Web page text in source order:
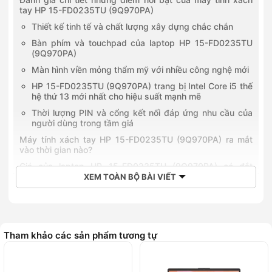
tay HP 15-FD0235TU (9Q970PA)
Thiết kế tinh tế và chất lượng xây dựng chắc chắn
Bàn phím và touchpad của laptop HP 15-FD0235TU
(9Q970PA)
Màn hình viền mỏng thẩm mỹ với nhiều công nghệ mới
HP 15-FD0235TU (9Q970PA) trang bị Intel Core i5 thế
hệ thứ 13 mới nhất cho hiệu suất mạnh mẽ
Thời lượng PIN và cổng kết nối đáp ứng nhu cầu của
người dùng trong tầm giá
Máy tính xách tay HP 15-FD0235TU (9Q970PA) ra mắt
vào thời gian nào?
Giá của laptop HP 15-FD0235TU (9Q970PA) có đắt
FD0235TU (9Q970PA) với HP 14-EP1009TU
(9Z2W2PA)
XEM TOÀN BỘ BÀI VIẾT
Tham khảo các sản phẩm tương tự